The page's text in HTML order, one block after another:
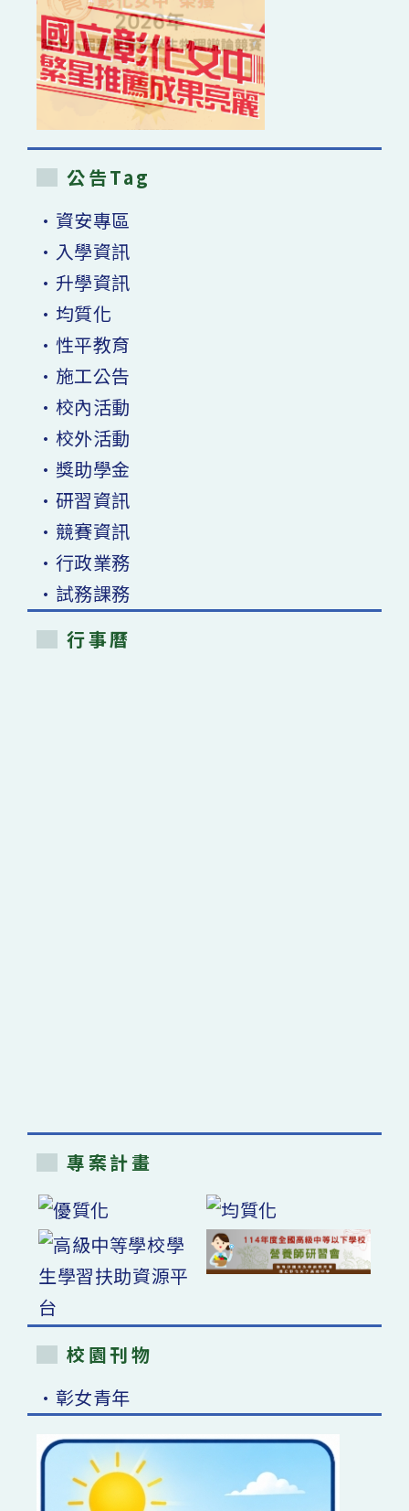
公告Tag
•資安專區
•入學資訊
•升學資訊
•均質化
•性平教育
•施工公告
•校內活動
•校外活動
•獎助學金
•研習資訊
•競賽資訊
•行政業務
•試務課務
行事曆
專案計畫
校園刊物
•彰女青年